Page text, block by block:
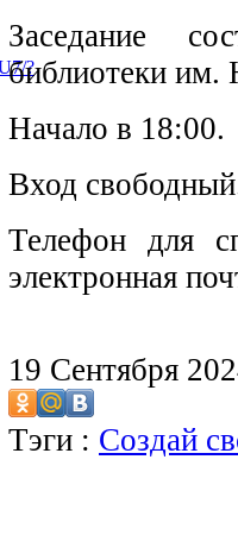
?
Заседание
библиотеки им.
Начало в 18:00.
Вход
Телефон для
электронная
19 Сентября
Тэги : Создай